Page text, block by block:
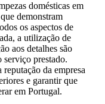
domésticas em
demonstram
os aspectos de
a utilização de
aos detalhes são
serviço prestado.
da empresa
e garantir que
em Portugal.